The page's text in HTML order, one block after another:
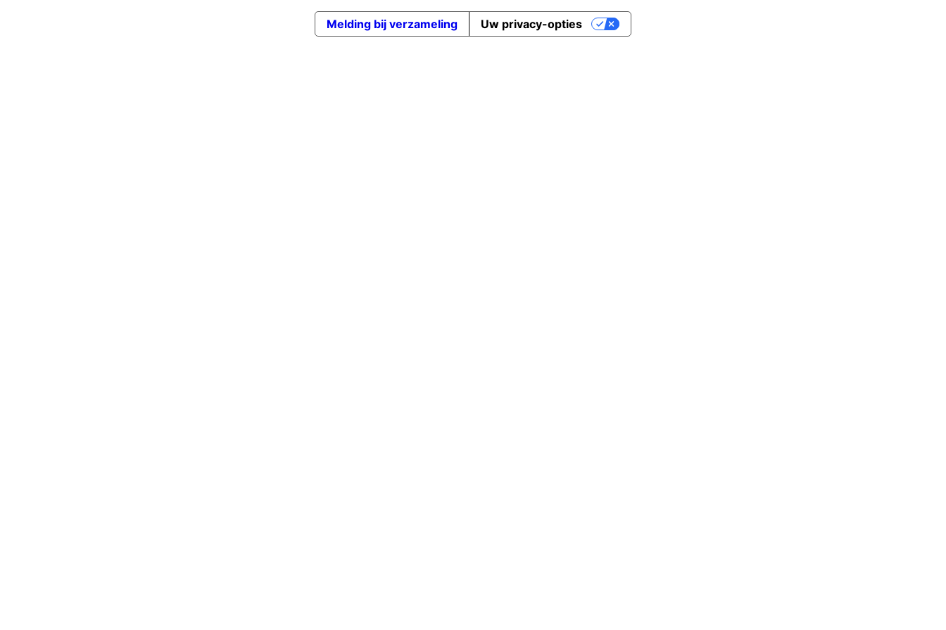
Melding bij verzameling Uw privacy-opties